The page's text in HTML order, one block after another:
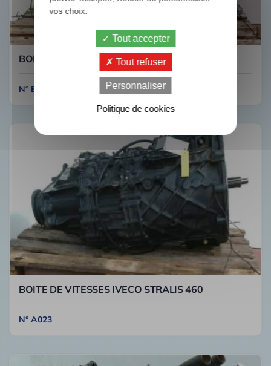
BOITE DE VITESSES DE VOLVO FM450 AT2612E
N° B421
BOITE DE VITESSES IVECO STRALIS 460
N° A023
vos choix.
Tout accepter
Tout refuser
Personnaliser
Politique de cookies